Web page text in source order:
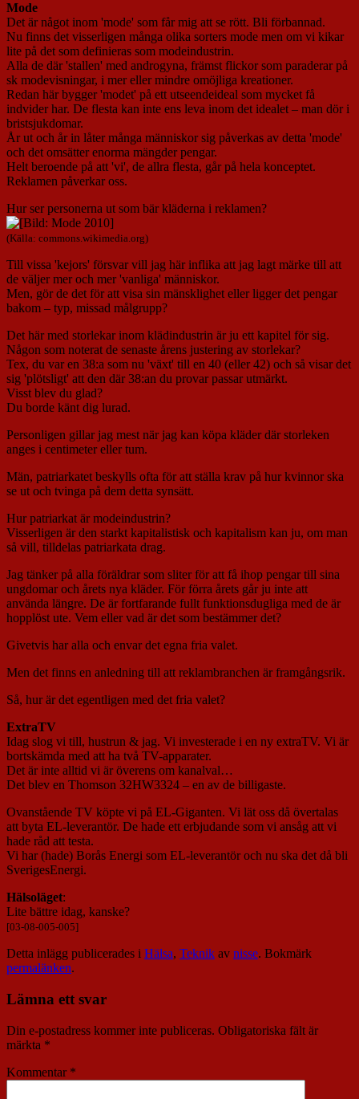
Mode
Det är något inom 'mode' som får mig att se rött. Bli förbannad.
Nu finns det visserligen många olika sorters mode men om vi kikar
lite på det som definieras som modeindustrin.
Alla de där 'stallen' med androgyna, främst flickor som paraderar på
sk modevisningar, i mer eller mindre omöjliga kreationer.
Redan här bygger 'modet' på ett utseendeideal som mycket få
indvider har. De flesta kan inte ens leva inom det idealet – man dör i
bristsjukdomar.
År ut och år in låter många människor sig påverkas av detta 'mode'
och det omsätter enorma mängder pengar.
Helt beroende på att 'vi', de allra flesta, går på hela konceptet.
Reklamen påverkar oss.
Hur ser personerna ut som bär kläderna i reklamen?
(Källa: commons.wikimedia.org)
Till vissa 'kejors' försvar vill jag här inflika att jag lagt märke till att
de väljer mer och mer 'vanliga' människor.
Men, gör de det för att visa sin mänsklighet eller ligger det pengar
bakom – typ, missad målgrupp?
Det här med storlekar inom klädindustrin är ju ett kapitel för sig.
Någon som noterat de senaste årens justering av storlekar?
Tex, du var en 38:a som nu 'växt' till en 40 (eller 42) och så visar det
sig 'plötsligt' att den där 38:an du provar passar utmärkt.
Visst blev du glad?
Du borde känt dig lurad.
Personligen gillar jag mest när jag kan köpa kläder där storleken
anges i centimeter eller tum.
Män, patriarkatet beskylls ofta för att ställa krav på hur kvinnor ska
se ut och tvinga på dem detta synsätt.
Hur patriarkat är modeindustrin?
Visserligen är den starkt kapitalistisk och kapitalism kan ju, om man
så vill, tilldelas patriarkata drag.
Jag tänker på alla föräldrar som sliter för att få ihop pengar till sina
ungdomar och årets nya kläder. För förra årets går ju inte att
använda längre. De är fortfarande fullt funktionsdugliga med de är
hopplöst ute. Vem eller vad är det som bestämmer det?
Givetvis har alla och envar det egna fria valet.
Men det finns en anledning till att reklambranchen är framgångsrik.
Så, hur är det egentligen med det fria valet?
ExtraTV
Idag slog vi till, hustrun & jag. Vi investerade i en ny extraTV. Vi är
bortskämda med att ha två TV-apparater.
Det är inte alltid vi är överens om kanalval…
Det blev en Thomson 32HW3324 – en av de billigaste.
Ovanstående TV köpte vi på EL-Giganten. Vi lät oss då övertalas
att byta EL-leverantör. De hade ett erbjudande som vi ansåg att vi
hade råd att testa.
Vi har (hade) Borås Energi som EL-leverantör och nu ska det då bli
SverigesEnergi.
Hälsoläget:
Lite bättre idag, kanske?
[03-08-005-005]
Detta inlägg publicerades i Hälsa, Teknik av nisse. Bokmärk
permalänken.
Lämna ett svar
Din e-postadress kommer inte publiceras. Obligatoriska fält är
märkta *
Kommentar *